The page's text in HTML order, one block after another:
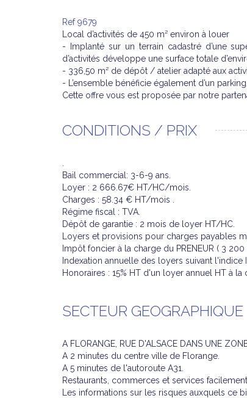
Ref 9679
Local d’activités de 450 m² environ à louer
- Implanté sur un terrain cadastré d’une
d’activités développe une surface totale
- 336,50 m² de dépôt / atelier adapté aux
- L’ensemble bénéficie également d’un
Cette offre vous est proposée par notre
CONDITIONS / PRIX
Bail commercial: 3-6-9 ans.
Loyer : 2 666.67€ HT/HC/mois.
Charges : 58.34 € HT/mois .
Régime fiscal : TVA.
Dépôt de garantie : 2 mois de loyer HT/HC.
Loyers et provisions pour charges payables
Impôt foncier à la charge du PRENEUR ( 3 200
Indexation annuelle des loyers suivant l'indice
Honoraires : 15% HT d'un loyer annuel HT à la
SECTEUR GEOGRAPHIQUE
A FLORANGE, RUE D'ALSACE DANS UNE
A 2 minutes du centre ville de Florange.
A 5 minutes de l'autoroute A31.
Restaurants, commerces et services
Les informations sur les risques auxquels ce